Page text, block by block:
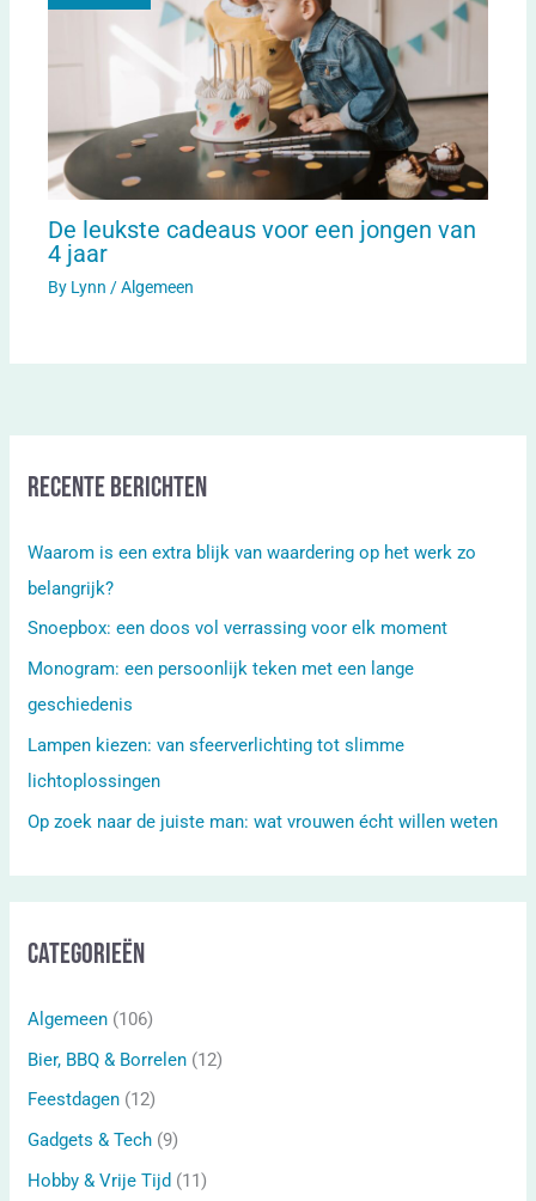
De leukste cadeaus voor een jongen van
4 jaar
By Lynn/Algemeen
Recente berichten
Waarom is een extra blijk van waardering op het werk zo
belangrijk?
Snoepbox: een doos vol verrassing voor elk moment
Monogram: een persoonlijk teken met een lange
geschiedenis
Lampen kiezen: van sfeerverlichting tot slimme
lichtoplossingen
Op zoek naar de juiste man: wat vrouwen écht willen weten
Categorieën
Algemeen (106)
Bier, BBQ & Borrelen (12)
Feestdagen (12)
Gadgets & Tech (9)
Hobby & Vrije Tijd (11)